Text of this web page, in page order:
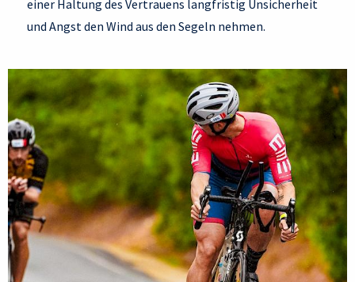
einer Haltung des Vertrauens langfristig Unsicherheit
und Angst den Wind aus den Segeln nehmen.